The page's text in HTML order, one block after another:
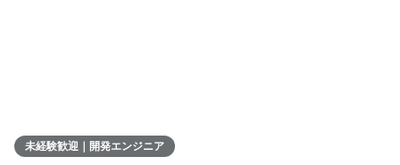
未経験歓迎｜開発エンジニア